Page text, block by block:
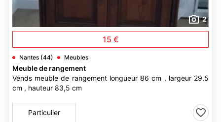
2
15 €
Nantes (44) Meubles
Meuble de rangement
Vends meuble de rangement longueur 86 cm , largeur 29,5
cm , hauteur 83,5 cm
Particulier